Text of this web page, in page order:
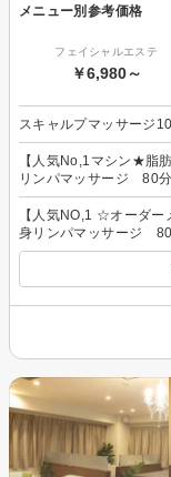
メニュー別参考価格
フェイシャルエステ
￥6,980～
スキャルプマッサージ
【人気No,1マシン★脂
リンパマッサージ 80分
【人気NO,1 ☆オーダ
身リンパマッサージ